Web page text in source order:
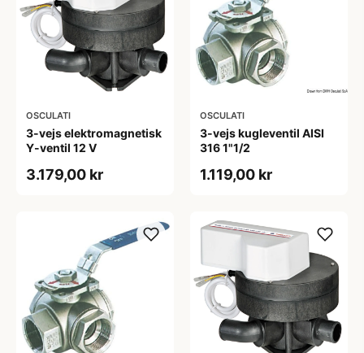
OSCULATI
3-vejs elektromagnetisk
Y-ventil 12 V
3.179,00 kr
OSCULATI
3-vejs kugleventil AISI
316 1"1/2
1.119,00 kr